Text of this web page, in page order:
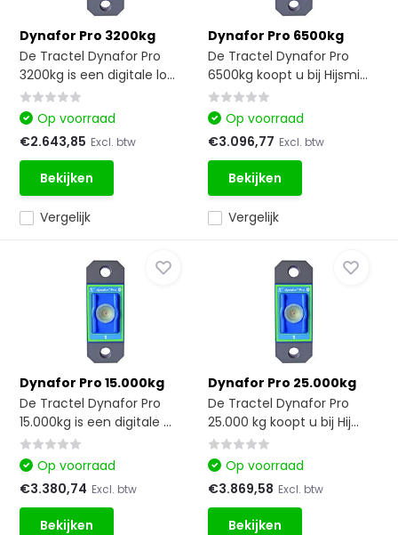
Dynafor Pro 3200kg
De Tractel Dynafor Pro
3200kg is een digitale lo...
Vergelijk
Op voorraad
€2.643,85 Excl. btw
Bekijken
Dynafor Pro 6500kg
De Tractel Dynafor Pro
6500kg koopt u bij Hijsmi...
Vergelijk
Op voorraad
€3.096,77 Excl. btw
Bekijken
Dynafor Pro 15.000kg
De Tractel Dynafor Pro
15.000kg is een digitale ...
Op voorraad
€3.380,74 Excl. btw
Bekijken
Dynafor Pro 25.000kg
De Tractel Dynafor Pro
25.000 kg koopt u bij Hij...
Op voorraad
€3.869,58 Excl. btw
Bekijken